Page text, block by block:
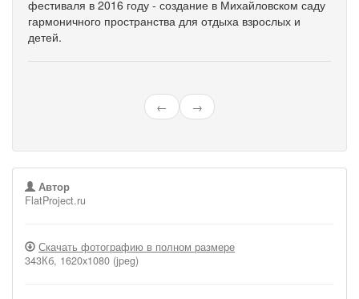
фестиваля в 2016 году - создание в Михайловском саду
гармоничного пространства для отдыха взрослых и
детей.
← →
Автор
FlatProject.ru
Скачать фотографию в полном размере
343Кб, 1620x1080 (jpeg)